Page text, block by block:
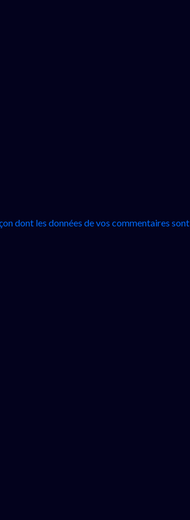
dont les données de vos commentaires sont